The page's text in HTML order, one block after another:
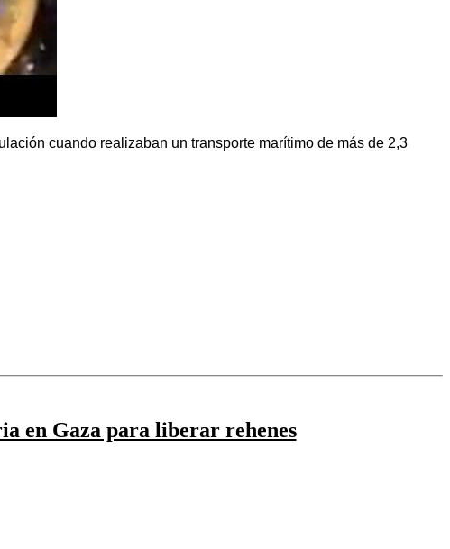
cuando realizaban un transporte marítimo de más de 2,3
en Gaza para liberar rehenes